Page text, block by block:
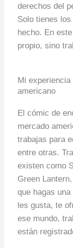
derechos del
Solo tienes
hecho. En
propio, sino
Mi
americano
El cómic de
mercado
trabajas para
entre otras.
existen como
Green
que hagas
les gusta, te
ese mundo,
están